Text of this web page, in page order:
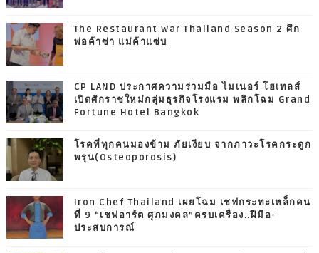
The Restaurant War Thailand Season 2 ศึก
พ่อค้าซ่า แม่ค้าแซ่บ
CP LAND ประกาศความร่วมมือ ไมเนอร์ โฮเทลส์
เปิดศักราชใหม่กลุ่มธุรกิจโรงแรม พลิกโฉม Grand
Fortune Hotel Bangkok
โรคที่ทุกคนมองข้าม ภัยเงียบ จากภาวะโรคกระดูก
พรุน(Osteoporosis)
Iron Chef Thailand เผยโฉม เชฟกระทะเหล็กคน
ที่ 9 “เชฟอาร์ต ศุภมงคล”ครบเครื่อง..ฝีมือ-
ประสบการณ์